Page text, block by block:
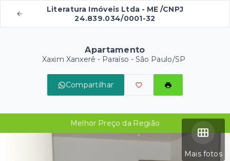
Literatura Imóveis Ltda - ME /CNPJ
24.839.034/0001-32
Apartamento
Xaxim Xanxerê - Paraíso - São Paulo/SP
Compartilhar
Mais fotos
Melhor Preço da Região